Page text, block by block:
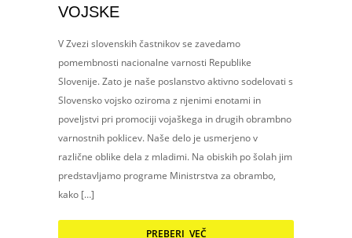
VOJSKE
V Zvezi slovenskih častnikov se zavedamo
pomembnosti nacionalne varnosti Republike
Slovenije. Zato je naše poslanstvo aktivno sodelovati s
Slovensko vojsko oziroma z njenimi enotami in
poveljstvi pri promociji vojaškega in drugih obrambno
varnostnih poklicev. Naše delo je usmerjeno v
različne oblike dela z mladimi. Na obiskih po šolah jim
predstavljamo programe Ministrstva za obrambo,
kako […]
PREBERI VEČ